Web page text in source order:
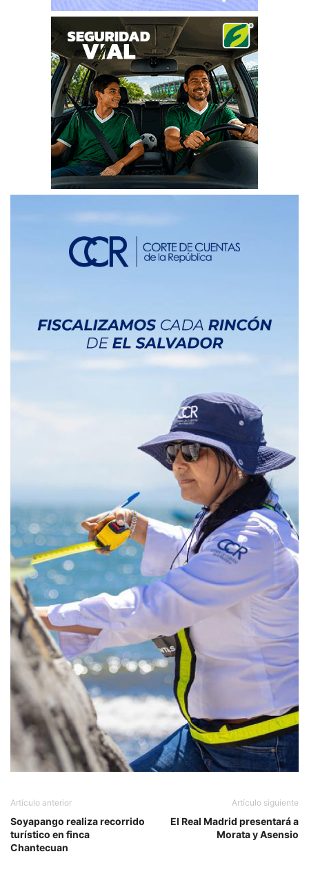
Artículo anterior
Soyapango realiza recorrido
turístico en finca
Chantecuan
Artículo siguiente
El Real Madrid presentará a
Morata y Asensio